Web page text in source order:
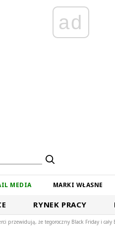
ad
MEDIA MARKI WŁASNE
RYNEK PRACY
przewidują, że tegoroczny Black Friday i